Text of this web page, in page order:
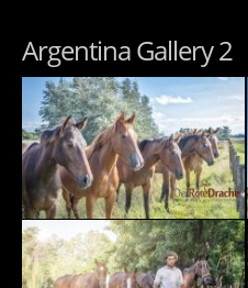
Argentina Gallery 2